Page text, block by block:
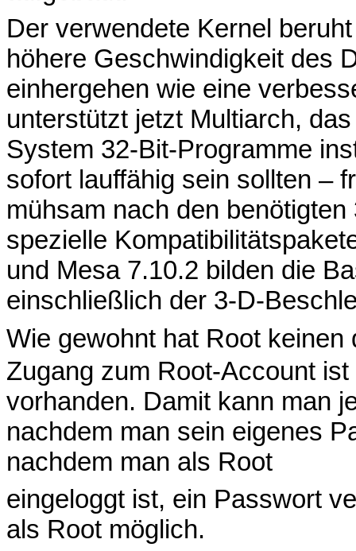
Der verwendete Kernel
höhere Geschwindigkeit des
einhergehen wie eine
unterstützt jetzt Multiarch,
System 32-Bit-Programme
sofort lauffähig sein sollten –
mühsam nach den
spezielle
und Mesa 7.10.2 bilden die
einschließlich der 3-D-
Wie gewohnt hat Root
Zugang zum Root-Account
vorhanden. Damit kann man
nachdem man sein eigenes
nachdem man als Root
eingeloggt ist, ein Passwort
als Root möglich.